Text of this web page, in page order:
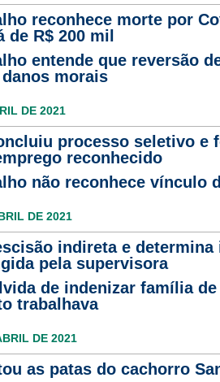
reconhece morte por
de R$ 200 mil
entende que reversão
morais
DE 2021
processo seletivo e
reconhecido
não reconhece vínculo
DE 2021
indireta e
pela supervisora
de indenizar família
trabalhava
DE 2021
as patas do cachorro